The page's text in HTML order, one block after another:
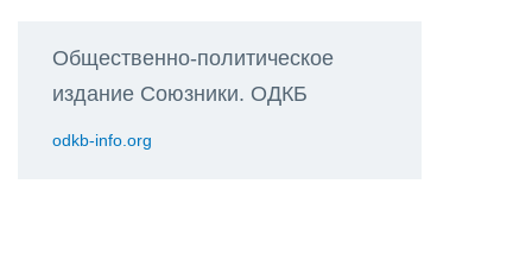
Общественно-политическое
издание Союзники. ОДКБ
odkb-info.org